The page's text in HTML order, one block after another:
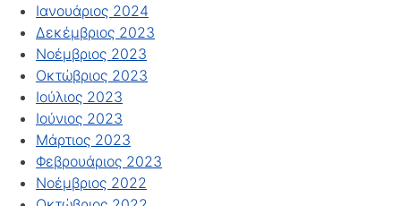
Ιανουάριος 2024
Δεκέμβριος 2023
Νοέμβριος 2023
Οκτώβριος 2023
Ιούλιος 2023
Ιούνιος 2023
Μάρτιος 2023
Φεβρουάριος 2023
Νοέμβριος 2022